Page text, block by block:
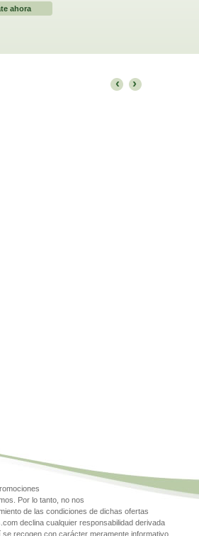
ahora
‹ ›
Por lo tanto, no nos
de las condiciones de dichas ofertas
declina cualquier responsabilidad derivada
recogen con carácter meramente informativo.